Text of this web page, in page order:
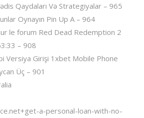
Qaydaları Və Strategiyalar – 965
Oynayın Pin Up A – 964
le forum Red Dead Redemption 2
– 908
Versiya Girişi 1xbet Mobile Phone
Üç – 901
a-personal-loan-with-no-